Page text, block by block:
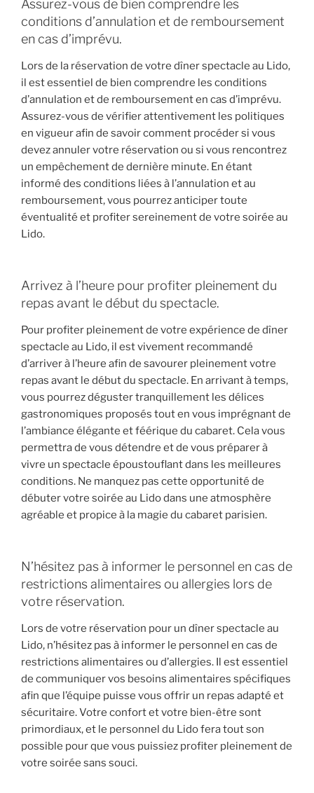
Assurez-vous de bien comprendre les
conditions d’annulation et de remboursement
en cas d’imprévu.
Lors de la réservation de votre dîner spectacle au Lido,
il est essentiel de bien comprendre les conditions
d’annulation et de remboursement en cas d’imprévu.
Assurez-vous de vérifier attentivement les politiques
en vigueur afin de savoir comment procéder si vous
devez annuler votre réservation ou si vous rencontrez
un empêchement de dernière minute. En étant
informé des conditions liées à l’annulation et au
remboursement, vous pourrez anticiper toute
éventualité et profiter sereinement de votre soirée au
Lido.
Arrivez à l’heure pour profiter pleinement du
repas avant le début du spectacle.
Pour profiter pleinement de votre expérience de dîner
spectacle au Lido, il est vivement recommandé
d’arriver à l’heure afin de savourer pleinement votre
repas avant le début du spectacle. En arrivant à temps,
vous pourrez déguster tranquillement les délices
gastronomiques proposés tout en vous imprégnant de
l’ambiance élégante et féérique du cabaret. Cela vous
permettra de vous détendre et de vous préparer à
vivre un spectacle époustouflant dans les meilleures
conditions. Ne manquez pas cette opportunité de
débuter votre soirée au Lido dans une atmosphère
agréable et propice à la magie du cabaret parisien.
N’hésitez pas à informer le personnel en cas de
restrictions alimentaires ou allergies lors de
votre réservation.
Lors de votre réservation pour un dîner spectacle au
Lido, n’hésitez pas à informer le personnel en cas de
restrictions alimentaires ou d’allergies. Il est essentiel
de communiquer vos besoins alimentaires spécifiques
afin que l’équipe puisse vous offrir un repas adapté et
sécuritaire. Votre confort et votre bien-être sont
primordiaux, et le personnel du Lido fera tout son
possible pour que vous puissiez profiter pleinement de
votre soirée sans souci.